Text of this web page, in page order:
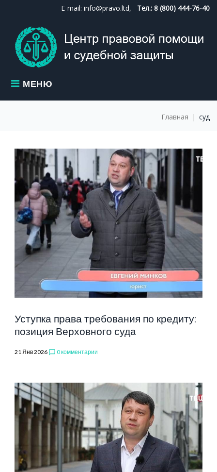
content
E-mail: info@pravo.ltd, Тел.: 8 (800) 444-76-40
МЕНЮ
Главная | суд
МЕТКА:
СУД
Уступка права требования по кредиту:
позиция Верховного суда
21 Янв 2026 chat_bubble_outline 0 комментарии